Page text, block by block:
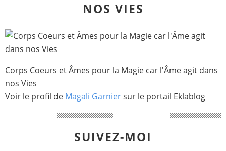
NOS VIES
Corps Coeurs et Âmes pour la Magie car l'Âme agit dans
nos Vies
Voir le profil de Magali Garniersur le portail Eklablog
SUIVEZ-MOI